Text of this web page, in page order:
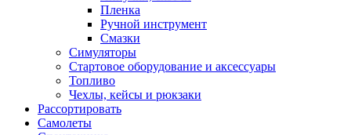
Пленка
Ручной инструмент
Смазки
Симуляторы
Стартовое оборудование и аксессуары
Топливо
Чехлы, кейсы и рюкзаки
Рассортировать
Самолеты